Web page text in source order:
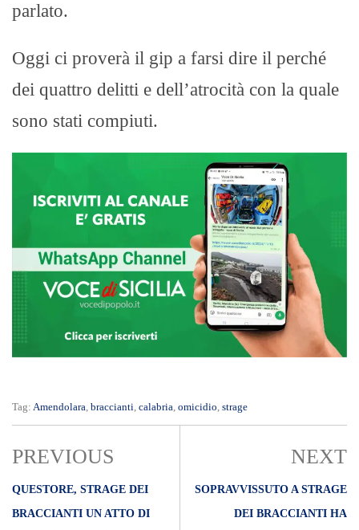
parlato.
Oggi ci proverà il gip a farsi dire il perché
dei quattro delitti e dell’atrocità con la quale
sono stati compiuti.
Tag: Amendolara braccianti calabria omicidio strage
PREVIOUS
QUESTORE, STRAGE DEI
BRACCIANTI UN ATTO DI
NEXT
SOPRAVVISSUTO A STRAGE
DEI BRACCIANTI HA